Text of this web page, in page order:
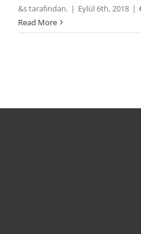
&s tarafından. | Eylül 6th, 2018 |
Read More